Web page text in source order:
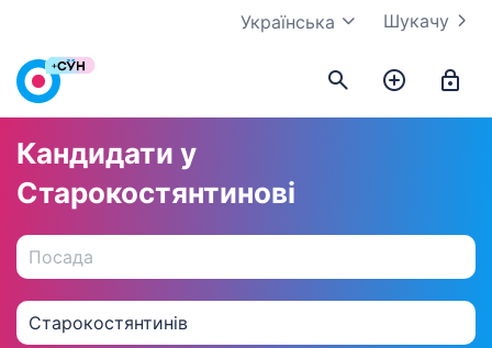
Шукачу
Українська
Кандидати у
Старокостянтинові